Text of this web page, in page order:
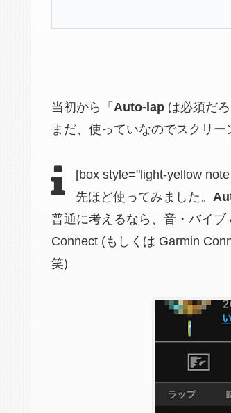
当初から「 Auto-lap は必須だ
まだ、使っていなのでスクリ
[box style="light-yellow
先ほど使ってみました。
普通に考えるなら、音・バイ
Connect (もしくは Garmin
笑)